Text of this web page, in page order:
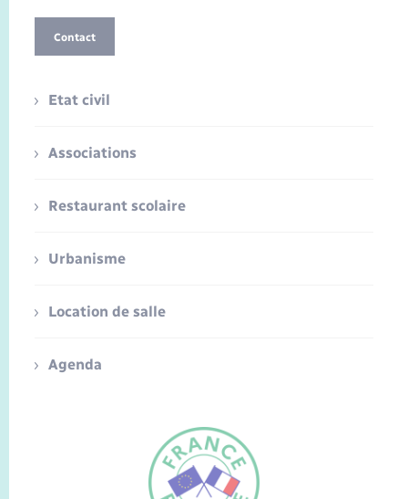
Contact
Etat civil
Associations
Restaurant scolaire
Urbanisme
Location de salle
Agenda